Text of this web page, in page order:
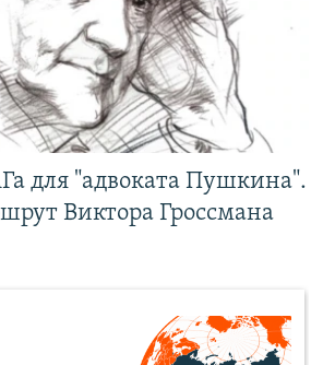
для "адвоката Пушкина".
Виктора Гроссмана